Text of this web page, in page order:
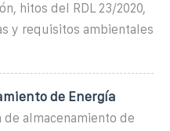
hitos del RDL 23/2020,
y requisitos ambientales
de Energía
de almacenamiento de